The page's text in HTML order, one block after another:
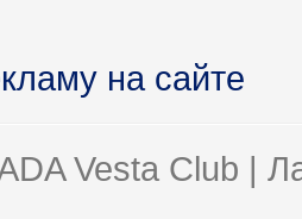
на сайте
Vesta Club |